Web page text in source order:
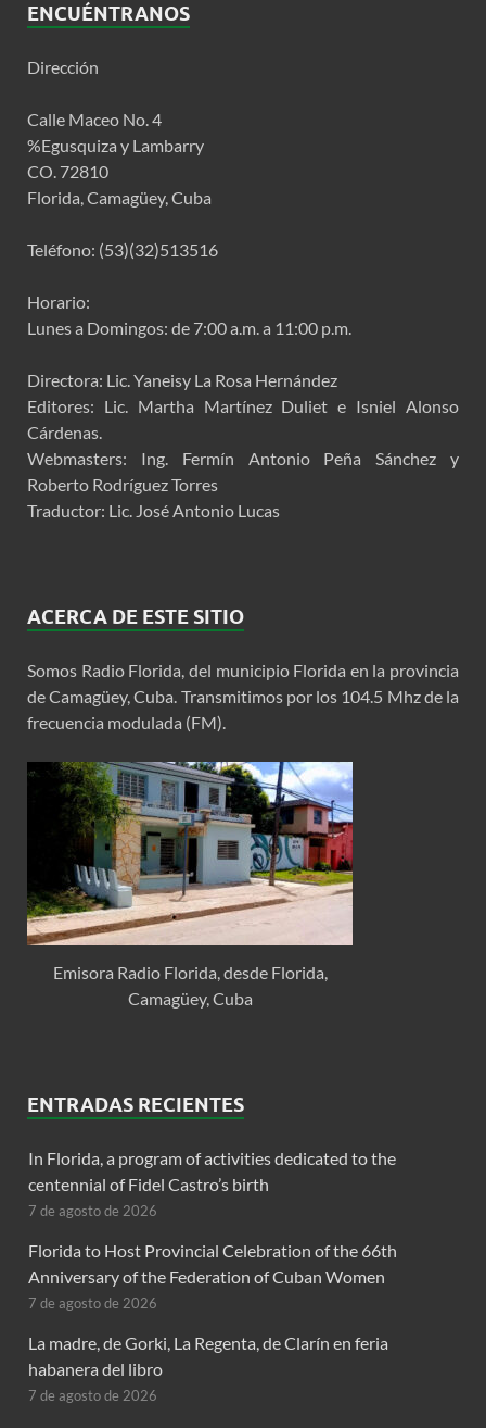
ENCUÉNTRANOS
Dirección
Calle Maceo No. 4
%Egusquiza y Lambarry
CO. 72810
Florida, Camagüey, Cuba
Teléfono: (53)(32)513516
Horario:
Lunes a Domingos: de 7:00 a.m. a 11:00 p.m.
Directora: Lic. Yaneisy La Rosa Hernández
Editores: Lic. Martha Martínez Duliet e Isniel Alonso
Cárdenas.
Webmasters: Ing. Fermín Antonio Peña Sánchez y
Roberto Rodríguez Torres
Traductor: Lic. José Antonio Lucas
ACERCA DE ESTE SITIO
Somos Radio Florida, del municipio Florida en la provincia
de Camagüey, Cuba. Transmitimos por los 104.5 Mhz de la
frecuencia modulada (FM).
Emisora Radio Florida, desde Florida,
Camagüey, Cuba
ENTRADAS RECIENTES
In Florida, a program of activities dedicated to the
centennial of Fidel Castro’s birth
7 de agosto de 2026
Florida to Host Provincial Celebration of the 66th
Anniversary of the Federation of Cuban Women
7 de agosto de 2026
La madre, de Gorki, La Regenta, de Clarín en feria
habanera del libro
7 de agosto de 2026